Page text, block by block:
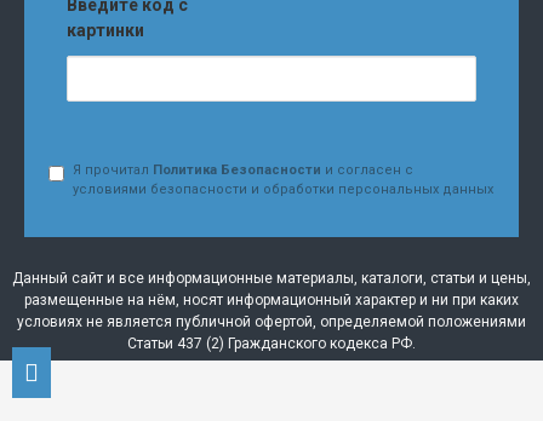
Введите код с
картинки
Я прочитал Политика Безопасности и согласен с
условиями безопасности и обработки персональных данных
Данный сайт и все информационные материалы, каталоги, статьи и цены,
размещенные на нём, носят информационный характер и ни при каких
условиях не является публичной офертой, определяемой положениями
Статьи 437 (2) Гражданского кодекса РФ.